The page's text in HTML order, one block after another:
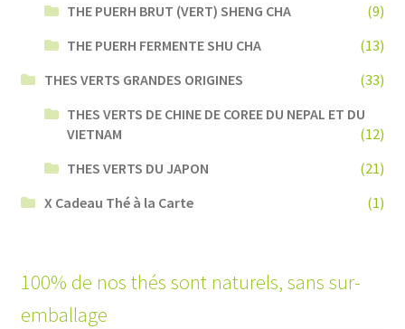
THE PUERH BRUT (VERT) SHENG CHA
(9)
THE PUERH FERMENTE SHU CHA
(13)
THES VERTS GRANDES ORIGINES
(33)
THES VERTS DE CHINE DE COREE DU NEPAL ET DU
VIETNAM
(12)
THES VERTS DU JAPON
(21)
X Cadeau Thé à la Carte
(1)
100% de nos thés sont naturels, sans sur-
emballage